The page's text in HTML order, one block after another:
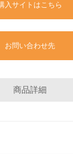
入サイトはこちら
お問い合わせ先
商品詳細